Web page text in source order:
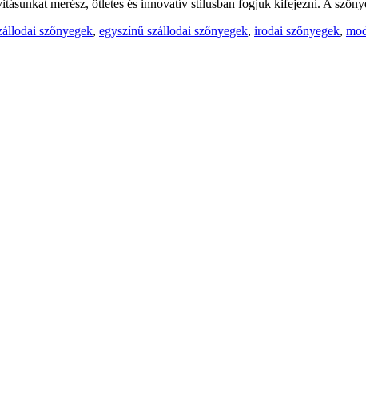
merész, ötletes és innovatív stílusban fogjuk kifejezni. A
szőnyegek, egyszínű szállodai szőnyegek, irodai szőnyegek,